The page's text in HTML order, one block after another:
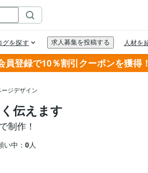
員登録で10％割引クーポンを獲得！
ジデザイン
伝えます
制作！
い中： 0人